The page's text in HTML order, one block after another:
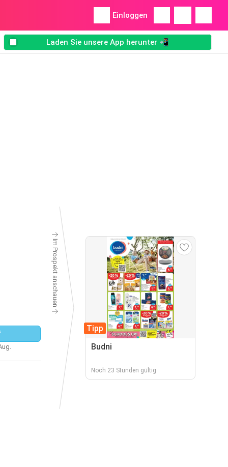
Einloggen
Laden Sie unsere App herunter 📲
Im Prospekt anschauen
Tipp
Budni
Noch 23 Stunden gültig